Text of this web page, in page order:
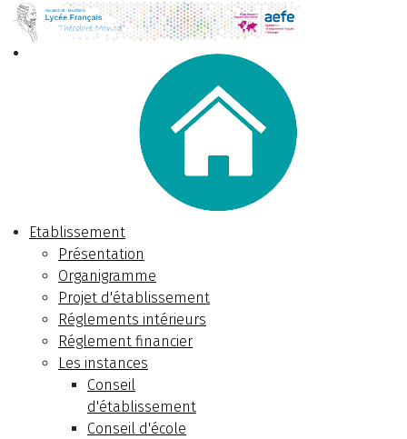
Etablissement
Présentation
Organigramme
Projet d'établissement
Réglements intérieurs
Réglement financier
Les instances
Conseil
d'établissement
Conseil d'école